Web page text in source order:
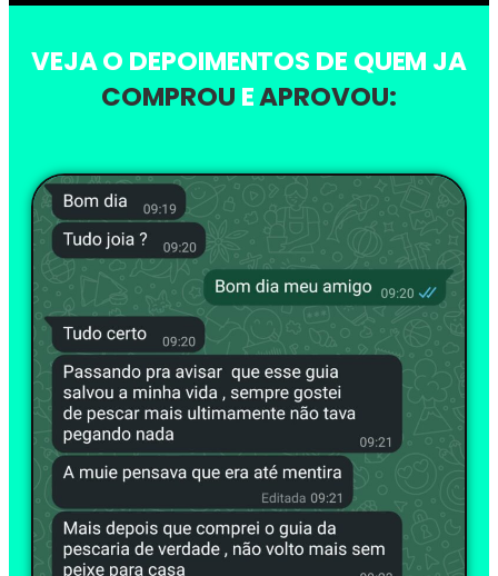
VEJA O DEPOIMENTOS DE QUEM JA
COMPROU EAPROVOU: